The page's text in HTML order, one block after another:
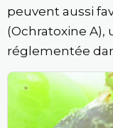
peuvent aussi
(Ochratoxine
réglementée